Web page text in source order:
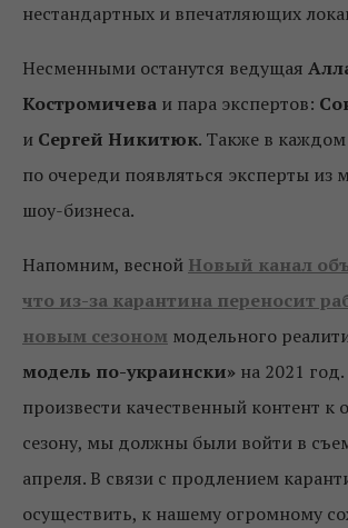
нестандартных и впечатляющих
Несменными останутся ведущая
Костромичева и пара экспертов:
и Сергей Никитюк. Также в каждом
по очереди появляться эксперты
шоу-бизнеса.
Напомним, весной Новый канал
что из-за карантина переносит
новым сезоном модельного
модель по-украински» на 2021
произвести качественный контент к
сезону, мы должны были войти в
апреля. В связи с продлением
осуществить, к нашему огромному